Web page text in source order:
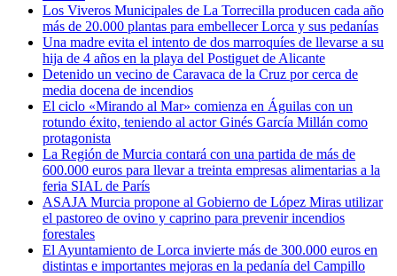
Los Viveros Municipales de La Torrecilla producen cada año
más de 20.000 plantas para embellecer Lorca y sus pedanías
Una madre evita el intento de dos marroquíes de llevarse a su
hija de 4 años en la playa del Postiguet de Alicante
Detenido un vecino de Caravaca de la Cruz por cerca de
media docena de incendios
El ciclo «Mirando al Mar» comienza en Águilas con un
rotundo éxito, teniendo al actor Ginés García Millán como
protagonista
La Región de Murcia contará con una partida de más de
600.000 euros para llevar a treinta empresas alimentarias a la
feria SIAL de París
ASAJA Murcia propone al Gobierno de López Miras utilizar
el pastoreo de ovino y caprino para prevenir incendios
forestales
El Ayuntamiento de Lorca invierte más de 300.000 euros en
distintas e importantes mejoras en la pedanía del Campillo